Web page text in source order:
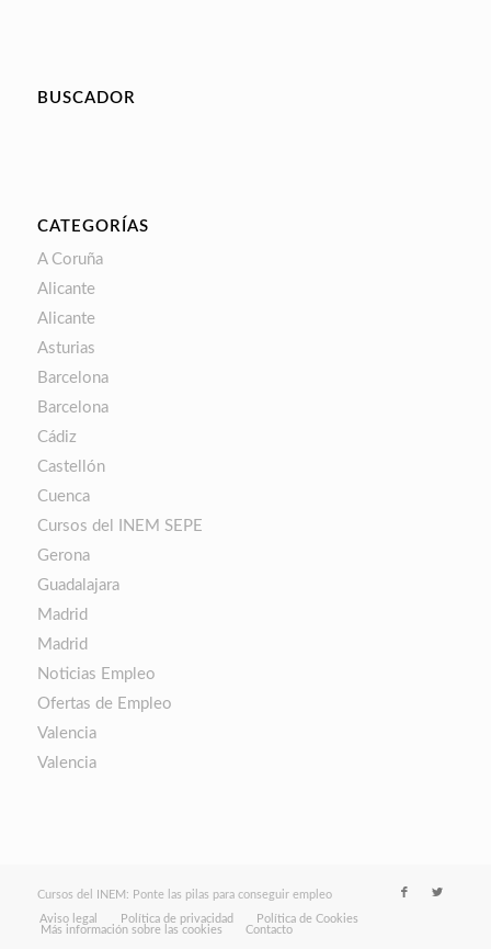
BUSCADOR
CATEGORÍAS
A Coruña
Alicante
Alicante
Asturias
Barcelona
Barcelona
Cádiz
Castellón
Cuenca
Cursos del INEM SEPE
Gerona
Guadalajara
Madrid
Madrid
Noticias Empleo
Ofertas de Empleo
Valencia
Valencia
Cursos del INEM: Ponte las pilas para conseguir empleo
Aviso legal
Política de privacidad
Política de Cookies
Más información sobre las cookies
Contacto